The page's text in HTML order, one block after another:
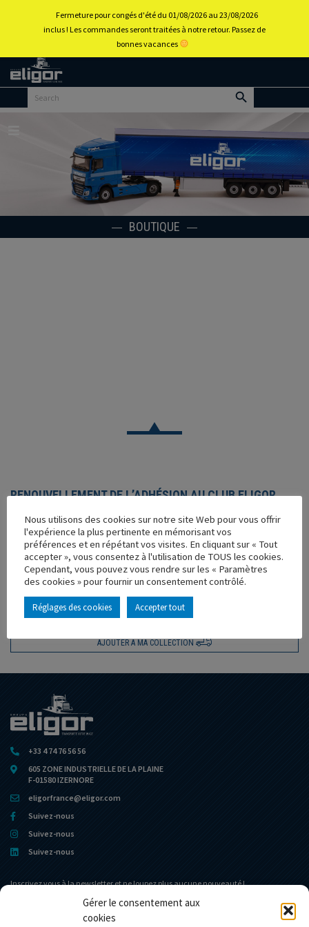
Gérer le consentement aux
cookies
Retour
BOUTIQUE
RENOUVELLEMENT DE L’ADHÉSION AU CLUB ELIGOR
Réf. : CLUB-2
En stock
Caractéristique principales :
37,00€
+
AJOUTER À MA COLLECTION
+33 4 74 76 56 56
605 ZONE INDUSTRIELLE DE LA PLAINE
F-01580 IZERNORE
eligorfrance@eligor.com
Suivez-nous
Suivez-nous
Suivez-nous
Inscrivez vous à la newsletter et ne loupez plus aucune nouveauté !
Nous utilisons des cookies sur notre site Web pour vous offrir
l'expérience la plus pertinente en mémorisant vos
préférences et en répétant vos visites. En cliquant sur « Tout
accepter », vous consentez à l'utilisation de TOUS les cookies.
Cependant, vous pouvez vous rendre sur les « Paramètres
des cookies » pour fournir un consentement contrôlé.
Réglages des cookies Accepter tout
Fermeture pour congés d'été du 01/08/2026 au 23/08/2026
inclus ! Les commandes seront traitées à notre retour. Passez de
bonnes vacances